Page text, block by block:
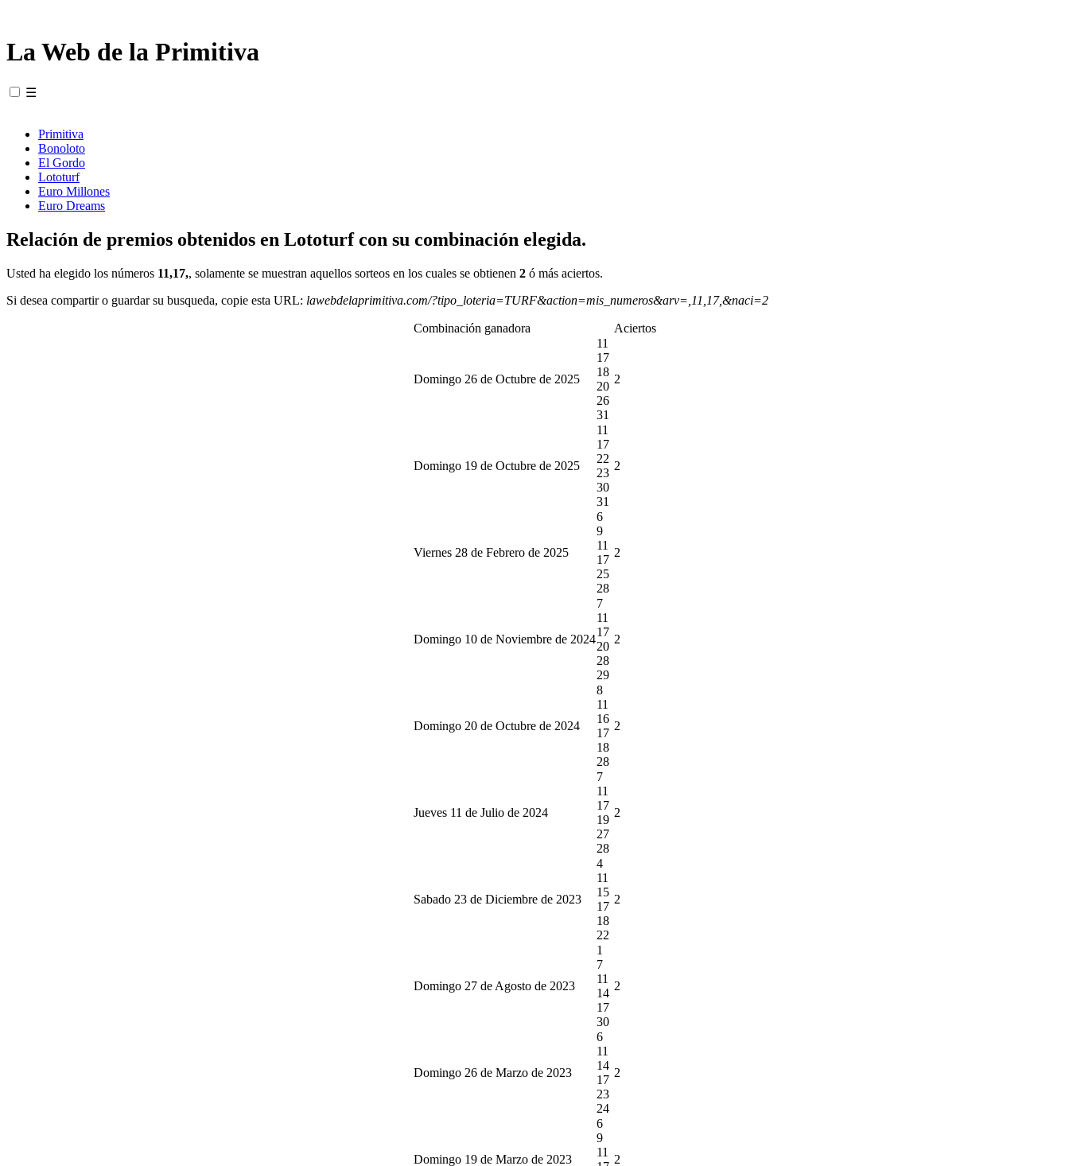
La Web de la Primitiva
☰
Primitiva
Bonoloto
El Gordo
Lototurf
Euro Millones
Euro Dreams
Relación de premios obtenidos en Lototurf con su combinación elegida.
Usted ha elegido los números 11,17,, solamente se muestran aquellos sorteos en los cuales se obtienen 2 ó más aciertos.
Si desea compartir o guardar su busqueda, copie esta URL: lawebdelaprimitiva.com/?tipo_loteria=TURF&action=mis_numeros&arv=,11,17,&naci=2
Combinación ganadora Aciertos
Domingo 26 de Octubre de 2025
11
17
18
20
26
31
2
Domingo 19 de Octubre de 2025
11
17
22
23
30
31
2
Viernes 28 de Febrero de 2025
6
9
11
17
25
28
2
Domingo 10 de Noviembre de 2024
7
11
17
20
28
29
2
Domingo 20 de Octubre de 2024
8
11
16
17
18
28
2
Jueves 11 de Julio de 2024
7
11
17
19
27
28
2
Sabado 23 de Diciembre de 2023
4
11
15
17
18
22
2
Domingo 27 de Agosto de 2023
1
7
11
14
17
30
2
Domingo 26 de Marzo de 2023
6
11
14
17
23
24
2
Domingo 19 de Marzo de 2023
6
9
11
2